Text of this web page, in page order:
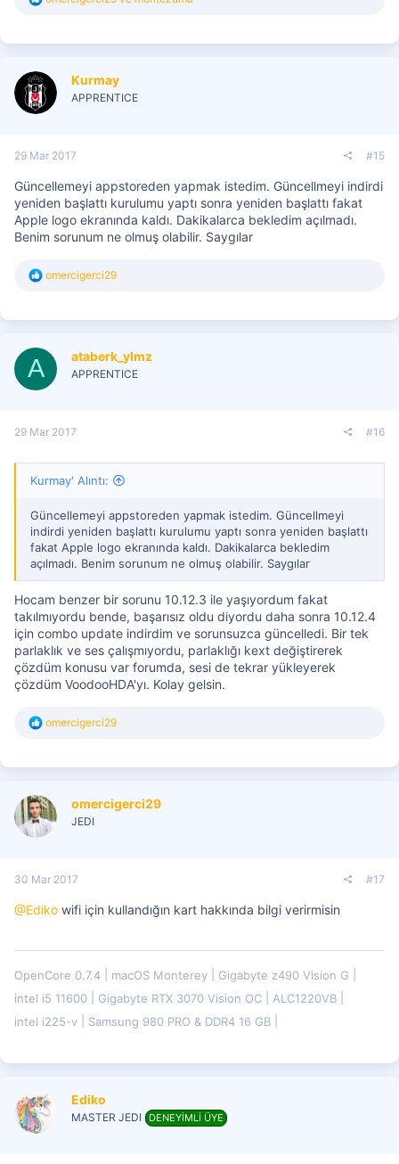
r
:
Kurmay
APPRENTICE
29 Mar 2017 #15
Güncellemeyi appstoreden yapmak istedim. Güncellmeyi indirdi
yeniden başlattı kurulumu yaptı sonra yeniden başlattı fakat
Apple logo ekranında kaldı. Dakikalarca bekledim açılmadı.
Benim sorunum ne olmuş olabilir. Saygılar
T
:
omercigerci29
A ataberk_ylmz
APPRENTICE
29 Mar 2017 #16
Kurmay' Alıntı:
Güncellemeyi appstoreden yapmak istedim. Güncellmeyi
indirdi yeniden başlattı kurulumu yaptı sonra yeniden başlattı
fakat Apple logo ekranında kaldı. Dakikalarca bekledim
açılmadı. Benim sorunum ne olmuş olabilir. Saygılar
Hocam benzer bir sorunu 10.12.3 ile yaşıyordum fakat
takılmıyordu bende, başarısız oldu diyordu daha sonra 10.12.4
için combo update indirdim ve sorunsuzca güncelledi. Bir tek
parlaklık ve ses çalışmıyordu, parlaklığı kext değiştirerek
çözdüm konusu var forumda, sesi de tekrar yükleyerek
çözdüm VoodooHDA'yı. Kolay gelsin.
T
e
r
:
omercigerci29
omercigerci29
JEDI
30 Mar 2017 #17
@Ediko wifi için kullandığın kart hakkında bilgi verirmisin
OpenCore 0.7.4 macOS Monterey
Gigabyte z490 Vision G
intel i5 11600
Gigabyte RTX 3070 Vision OC
ALC1220VB
intel i225-v
Samsung 980 PRO & DDR4 16 GB
Ediko
MASTER JEDI DENEYİMLİ ÜYE